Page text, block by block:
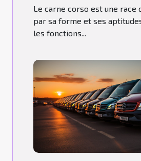
Le carne corso est une race
par sa forme et ses
les fonctions...